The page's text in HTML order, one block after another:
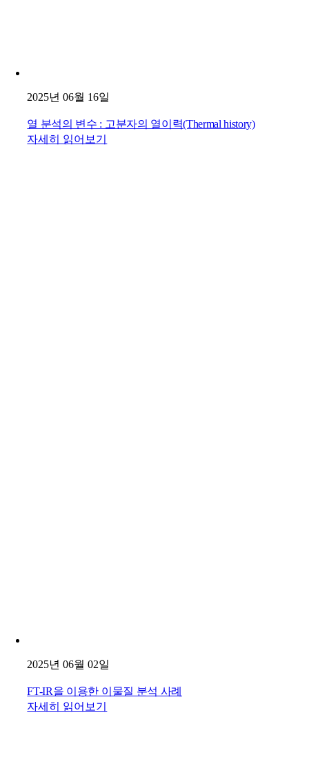
2025년 06월 16일
열 분석의 변수 : 고분자의 열이력(Thermal history)
자세히 읽어보기
2025년 06월 02일
FT-IR을 이용한 이물질 분석 사례
자세히 읽어보기